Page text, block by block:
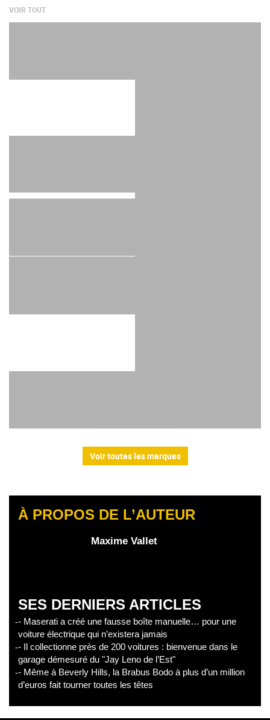
VOIR TOUT
Voir toutes les marques
À PROPOS DE L’AUTEUR
Maxime Vallet
SES DERNIERS ARTICLES
- Maserati a créé une fausse boîte manuelle… pour une
voiture électrique qui n’existera jamais
- Il collectionne près de 200 voitures : bienvenue dans le
garage démesuré du "Jay Leno de l’Est"
- Même à Beverly Hills, la Brabus Bodo à plus d’un million
d’euros fait tourner toutes les têtes